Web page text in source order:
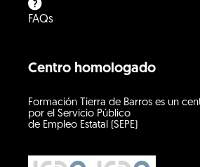
Centro homologado
Formación Tierra de Barros es un
por el Servicio Público
de Empleo Estatal (SEPE)
FAQs